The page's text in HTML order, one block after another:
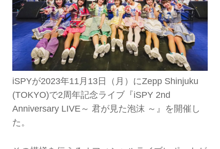
iSPYが2023年11月13日（月）にZepp Shinjuku
(TOKYO)で2周年記念ライブ『iSPY 2nd
Anniversary LIVE～ 君が見た泡沫 ～』を開催し
た。